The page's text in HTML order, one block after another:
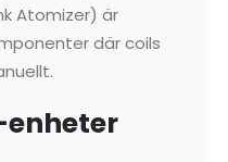
Atomizer) är
där coils
enheter